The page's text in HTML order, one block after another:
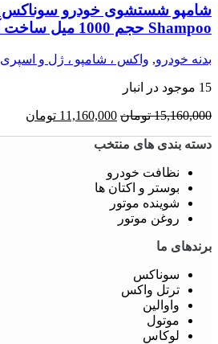
Shampoo حجم 1000 میل ساخت آلمان | پک 6 عددی
بدنه خودرو, واکس ، شامپو ، ژل و اسپری
15 موجود در انبار
15,160,000 تومان قیمت
11,160,000 تومان
دسته بندی های منتخب
نظافت خودرو
بوستر و اکتان ها
شوینده موتور
روغن موتور
برندهای ما
سوناکس
ترتل واکس
واوالین
موتول
لوکاس